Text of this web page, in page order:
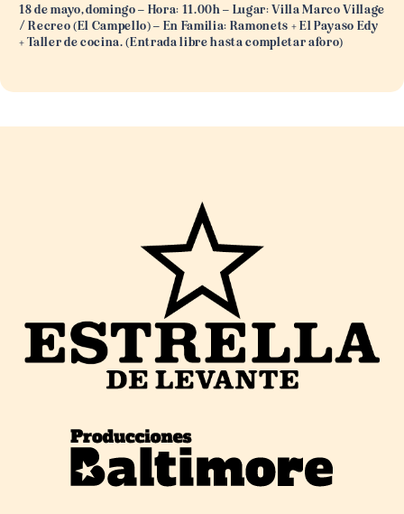
18 de mayo, domingo – Hora: 11.00h – Lugar: Villa Marco Village
/ Recreo (El Campello) – En Familia: Ramonets + El Payaso Edy
+ Taller de cocina. (Entrada libre hasta completar aforo)